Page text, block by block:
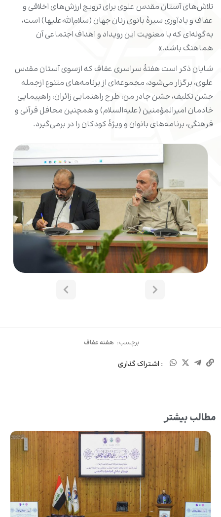
تلاش‌های آستان مقدس علوی برای ترویج ارزش‌های اخلاقی و
عفاف و یادآوری سیرۀ بانوی زنان جهان (سلام‌الله‌علیها) است،
به‌گونه‌ای که با معنویت این رویداد و اهداف اجتماعی آن
هماهنگ باشد.»
شایان ذکر است هفتۀ سراسری عفاف که ازسوی آستان مقدس
علوی، برگزار می‌شود، مجموعه‌ای از برنامه‌های متنوع ازجمله
جشن تکلیف، جشن چادر من، طرح راهنمایی زائران، راهپیمایی
خادمان امیرالمؤمنین (علیه‌السلام) و همچنین محافل قرآنی و
فرهنگی، برنامه‌های بانوان و ویژۀ کودکان را در برمی‌گیرد.
برچسب: هفته عفاف
: اشتراک گذاری
مطالب بیشتر